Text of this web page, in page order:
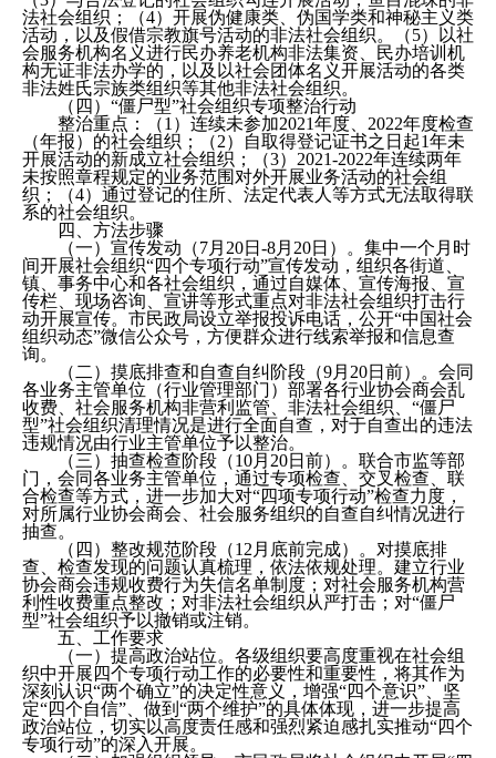
法社会组织；（4）开展伪健康类、伪国学类和神秘主义类
活动，以及假借宗教旗号活动的非法社会组织。（5）以社
会服务机构名义进行民办养老机构非法集资、民办培训机
构无证非法办学的，以及以社会团体名义开展活动的各类
非法姓氏宗族类组织等其他非法社会组织。
（四）“僵尸型”社会组织专项整治行动
整治重点：（1）连续未参加2021年度、2022年度检查
（年报）的社会组织；（2）自取得登记证书之日起1年未
开展活动的新成立社会组织；（3）2021-2022年连续两年
未按照章程规定的业务范围对外开展业务活动的社会组
织；（4）通过登记的住所、法定代表人等方式无法取得联
系的社会组织。
四、方法步骤
（一）宣传发动（7月20日-8月20日）。集中一个月时
间开展社会组织“四个专项行动”宣传发动，组织各街道、
镇、事务中心和各社会组织，通过自媒体、宣传海报、宣
传栏、现场咨询、宣讲等形式重点对非法社会组织打击行
动开展宣传。市民政局设立举报投诉电话，公开“中国社会
组织动态”微信公众号，方便群众进行线索举报和信息查
询。
（二）摸底排查和自查自纠阶段（9月20日前）。会同
各业务主管单位（行业管理部门）部署各行业协会商会乱
收费、社会服务机构非营利监管、非法社会组织、“僵尸
型”社会组织清理情况是进行全面自查，对于自查出的违法
违规情况由行业主管单位予以整治。
（三）抽查检查阶段（10月20日前）。联合市监等部
门，会同各业务主管单位，通过专项检查、交叉检查、联
合检查等方式，进一步加大对“四项专项行动”检查力度，
对所属行业协会商会、社会服务组织的自查自纠情况进行
抽查。
（四）整改规范阶段（12月底前完成）。对摸底排
查、检查发现的问题认真梳理，依法依规处理。建立行业
协会商会违规收费行为失信名单制度；对社会服务机构营
利性收费重点整改；对非法社会组织从严打击；对“僵尸
型”社会组织予以撤销或注销。
五、工作要求
（一）提高政治站位。各级组织要高度重视在社会组
织中开展四个专项行动工作的必要性和重要性，将其作为
深刻认识“两个确立”的决定性意义，增强“四个意识”、坚
定“四个自信”、做到“两个维护”的具体体现，进一步提高
政治站位，切实以高度责任感和强烈紧迫感扎实推动“四个
专项行动”的深入开展。